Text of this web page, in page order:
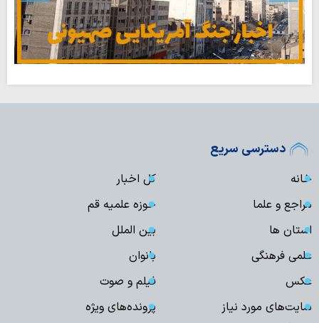
دسترسی سریع
خانه
کل اخبار
مراجع و علما
حوزه علمیه قم
استان ها
بین الملل
علمی فرهنگی
بانوان
عکس
فیلم و صوت
سایت‌های مورد نیاز
پرونده‌های ویژه